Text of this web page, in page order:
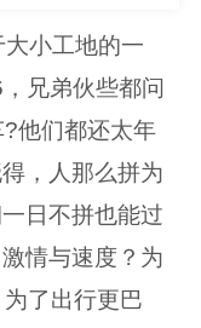
小工地的一
兄弟伙些都问
他们都还太年
，人那么拼为
日不拼也能过
情与速度？为
了出行更巴